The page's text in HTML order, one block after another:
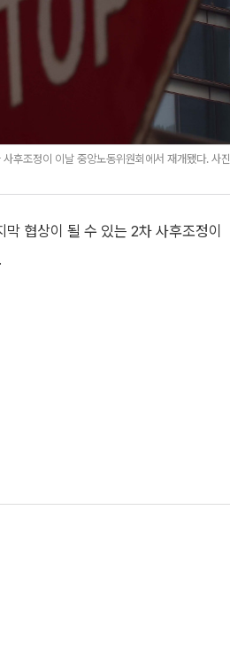
후조정이 이날 중앙노동위원회에서 재개됐다. 사진
협상이 될 수 있는 2차 사후조정이